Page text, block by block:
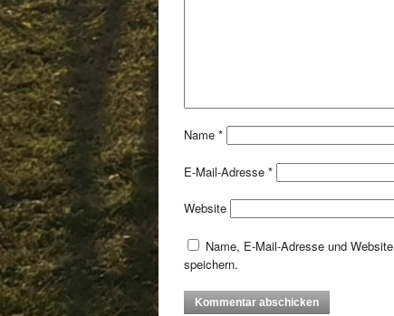
Name *
E-Mail-Adresse *
Website
Name, E-Mail-Adresse und
speichern.